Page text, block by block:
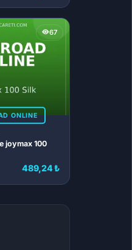
67
ONLINE
joymax 100
489,24 ₺